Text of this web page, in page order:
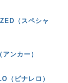
（スペシャ
ンカー）
（ピナレロ）